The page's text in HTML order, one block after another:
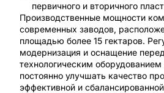
первичного и вторичного
Производственные мощности
современных заводов,
площадью более 15 гектаров.
модернизация и оснащение
технологическим оборудованием
постоянно улучшать качество
эффективной и